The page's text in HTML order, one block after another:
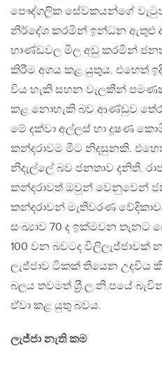
පෞද්ගලික සේවකයන්ගේ වැටුප්
නිර්දේශ කරමින් ඉන්ධන ඇතුළු
භාණ්ඩවල මිල අඩු කරමින්
කිරීම අගය කළ යුතුය. එහෙත්
විය හැකි සහන වැලකින්
කළ නොහැකි බව ආණ්ඩුව
මේ දක්වා අල්ලස් හා දූෂණ
කන්දරාවම මීට නිදසුනකි.
නිදැල්ලේ බව ජනතාව දනිති.
කන්දරාවත් ඔවුන් වෙනුවෙන්
කන්දරාවන් මැතිවරණ
සංඛ්‍යාව 70 ද ඉක්මවන
100 වන බවටද විලිලැජ්ජාවක්
ලැජ්ජාව ටිකක් තියෙන උදවිය
බලය තවමත් ශ‍්‍රී.ල.නි.පයේ
ඒවා කළ යුතු බවය.
ලැජ්ජා නැති කම